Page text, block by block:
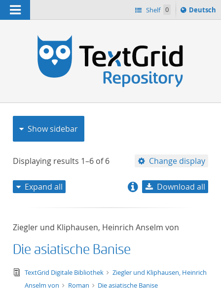
Navigation Shelf 0
Sprache
ï¿½ndern
Deutsch
Show sidebar
Displaying results 1–6 of6 Change display
title ascending
Expand all Download all
Ziegler und Kliphausen, Heinrich Anselm von
Die asiatische Banise
text/tg.edition+tg.aggregation+xml
TextGrid Digitale Bibliothek
Ziegler und Kliphausen, Heinrich
Anselm von
Roman Die asiatische Banise